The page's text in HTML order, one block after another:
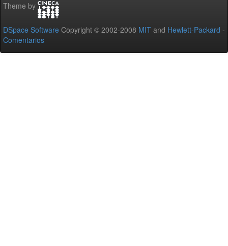
Theme by
DSpace Software Copyright © 2002-2008 MIT and Hewlett-Packard -
Comentarios